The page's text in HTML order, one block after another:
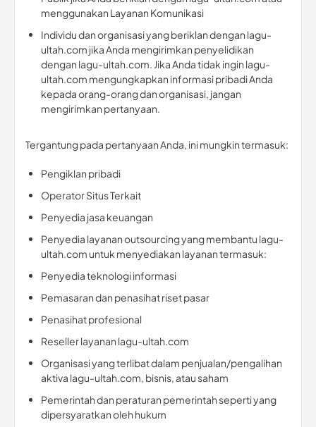
menggunakan Layanan Komunikasi
Individu dan organisasi yang beriklan dengan lagu-
ultah.com jika Anda mengirimkan penyelidikan
dengan lagu-ultah.com. Jika Anda tidak ingin lagu-
ultah.com mengungkapkan informasi pribadi Anda
kepada orang-orang dan organisasi, jangan
mengirimkan pertanyaan.
Tergantung pada pertanyaan Anda, ini mungkin termasuk:
Pengiklan pribadi
Operator Situs Terkait
Penyedia jasa keuangan
Penyedia layanan outsourcing yang membantu lagu-
ultah.com untuk menyediakan layanan termasuk:
Penyedia teknologi informasi
Pemasaran dan penasihat riset pasar
Penasihat profesional
Reseller layanan lagu-ultah.com
Organisasi yang terlibat dalam penjualan/pengalihan
aktiva lagu-ultah.com, bisnis, atau saham
Pemerintah dan peraturan pemerintah seperti yang
dipersyaratkan oleh hukum